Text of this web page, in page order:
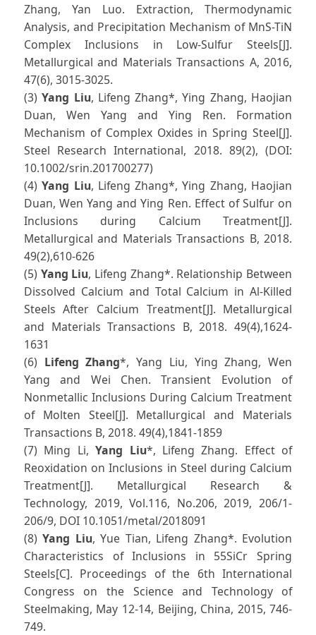
Zhang, Yan Luo. Extraction, Thermodynamic
Analysis, and Precipitation Mechanism of MnS-TiN
Complex Inclusions in Low-Sulfur Steels[J].
Metallurgical and Materials Transactions A, 2016,
47(6), 3015-3025.
(3)Yang Liu, Lifeng Zhang*, Ying Zhang, Haojian
Duan, Wen Yang and Ying Ren. Formation
Mechanism of Complex Oxides in Spring Steel[J].
Steel Research International, 2018. 89(2), (DOI:
10.1002/srin.201700277)
(4)Yang Liu, Lifeng Zhang*, Ying Zhang, Haojian
Duan, Wen Yang and Ying Ren. Effect of Sulfur on
Inclusions during Calcium Treatment[J].
Metallurgical and Materials Transactions B, 2018.
49(2),610-626
(5) Yang Liu, Lifeng Zhang*. Relationship Between
Dissolved Calcium and Total Calcium in Al-Killed
Steels After Calcium Treatment[J]. Metallurgical
and Materials Transactions B, 2018. 49(4),1624-
1631
(6) Lifeng Zhang*, Yang Liu, Ying Zhang, Wen
Yang and Wei Chen. Transient Evolution of
Nonmetallic Inclusions During Calcium Treatment
of Molten Steel[J]. Metallurgical and Materials
Transactions B, 2018. 49(4),1841-1859
(7) Ming Li,Yang Liu*, Lifeng Zhang. Effect of
Reoxidation on Inclusions in Steel during Calcium
Treatment[J]. Metallurgical Research &
Technology, 2019, Vol.116, No.206, 2019, 206/1-
206/9, DOI 10.1051/metal/2018091
(8)Yang Liu, Yue Tian, Lifeng Zhang*. Evolution
Characteristics of Inclusions in 55SiCr Spring
Steels[C]. Proceedings of the 6th International
Congress on the Science and Technology of
Steelmaking, May 12-14, Beijing, China, 2015, 746-
749.